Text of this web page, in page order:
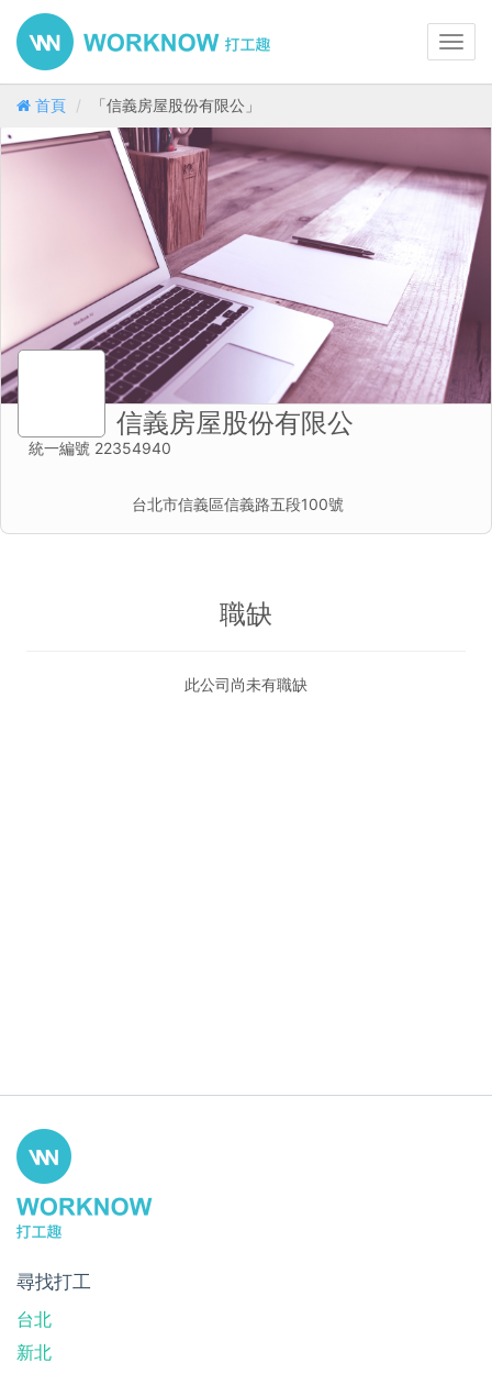
首頁 「信義房屋股份有限公」
信義房屋股份有限公
統一編號 22354940
台北市信義區信義路五段100號
職缺
此公司尚未有職缺
尋找打工
台北
新北